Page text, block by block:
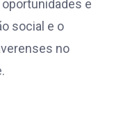
e
social e o
no